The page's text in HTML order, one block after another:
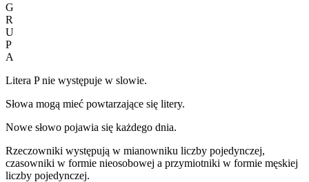
G
R
U
P
A
Litera P nie występuje w slowie.
Słowa mogą mieć powtarzające się litery.
Nowe słowo pojawia się każdego dnia.
Rzeczowniki występują w mianowniku liczby pojedynczej,
czasowniki w formie nieosobowej a przymiotniki w formie męskiej
liczby pojedynczej.